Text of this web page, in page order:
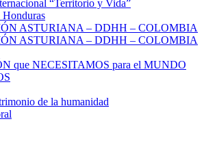
“Territorio y Vida”
ASTURIANA – DDHH – COLOMBIA
ASTURIANA – DDHH – COLOMBIA
que NECESITAMOS para el MUNDO
de la humanidad